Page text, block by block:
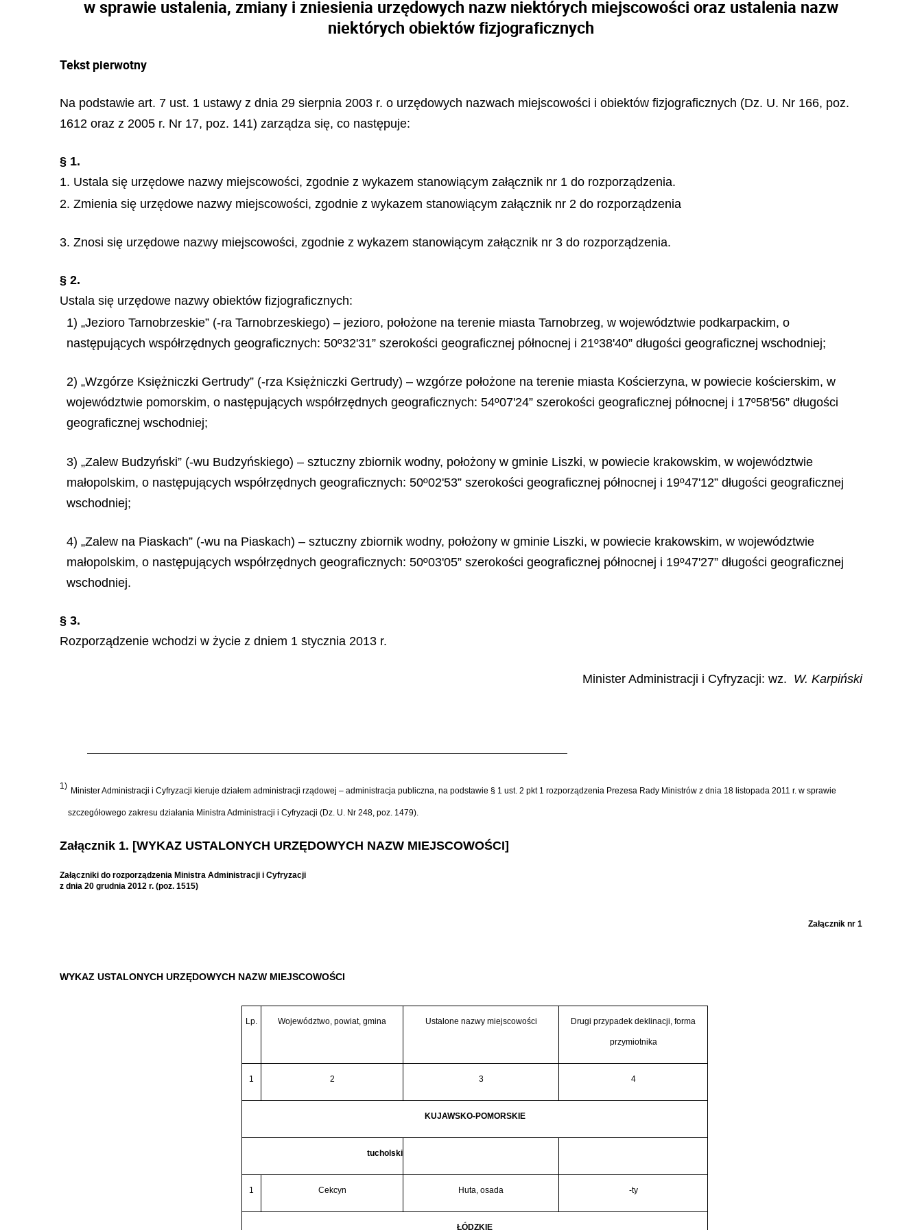
w sprawie ustalenia, zmiany i zniesienia urzędowych nazw niektórych miejscowości oraz ustalenia nazw
niektórych obiektów fizjograficznych
Tekst pierwotny
Na podstawie art. 7 ust. 1 ustawy z dnia 29 sierpnia 2003 r. o urzędowych nazwach miejscowości i obiektów fizjograficznych (Dz. U. Nr 166, poz.
1612 oraz z 2005 r. Nr 17, poz. 141) zarządza się, co następuje:
§ 1.
1. Ustala się urzędowe nazwy miejscowości, zgodnie z wykazem stanowiącym załącznik nr 1 do rozporządzenia.
2. Zmienia się urzędowe nazwy miejscowości, zgodnie z wykazem stanowiącym załącznik nr 2 do rozporządzenia
3. Znosi się urzędowe nazwy miejscowości, zgodnie z wykazem stanowiącym załącznik nr 3 do rozporządzenia.
§ 2.
Ustala się urzędowe nazwy obiektów fizjograficznych:
1) „Jezioro Tarnobrzeskie” (-ra Tarnobrzeskiego) – jezioro, położone na terenie miasta Tarnobrzeg, w województwie podkarpackim, o
następujących współrzędnych geograficznych: 50º32'31” szerokości geograficznej północnej i 21º38'40” długości geograficznej wschodniej;
2) „Wzgórze Księżniczki Gertrudy” (-rza Księżniczki Gertrudy) – wzgórze położone na terenie miasta Kościerzyna, w powiecie kościerskim, w
województwie pomorskim, o następujących współrzędnych geograficznych: 54º07'24” szerokości geograficznej północnej i 17º58'56” długości
geograficznej wschodniej;
3) „Zalew Budzyński” (-wu Budzyńskiego) – sztuczny zbiornik wodny, położony w gminie Liszki, w powiecie krakowskim, w województwie
małopolskim, o następujących współrzędnych geograficznych: 50º02'53” szerokości geograficznej północnej i 19º47'12” długości geograficznej
wschodniej;
4) „Zalew na Piaskach” (-wu na Piaskach) – sztuczny zbiornik wodny, położony w gminie Liszki, w powiecie krakowskim, w województwie
małopolskim, o następujących współrzędnych geograficznych: 50º03'05” szerokości geograficznej północnej i 19º47'27” długości geograficznej
wschodniej.
§ 3.
Rozporządzenie wchodzi w życie z dniem 1 stycznia 2013 r.
Minister Administracji i Cyfryzacji: wz. W. Karpiński
1) Minister Administracji i Cyfryzacji kieruje działem administracji rządowej – administracja publiczna, na podstawie § 1 ust. 2 pkt 1 rozporządzenia Prezesa Rady Ministrów z dnia 18 listopada 2011 r. w sprawie
szczegółowego zakresu działania Ministra Administracji i Cyfryzacji (Dz. U. Nr 248, poz. 1479).
Załącznik 1. [WYKAZ USTALONYCH URZĘDOWYCH NAZW MIEJSCOWOŚCI]
Załączniki do rozporządzenia Ministra Administracji i Cyfryzacji
z dnia 20 grudnia 2012 r. (poz. 1515)
Załącznik nr 1
WYKAZ USTALONYCH URZĘDOWYCH NAZW MIEJSCOWOŚCI
Lp. Województwo, powiat, gmina Ustalone nazwy miejscowości Drugi przypadek deklinacji, forma
przymiotnika
1 2 3 4
KUJAWSKO-POMORSKIE
tucholski
1 Cekcyn Huta, osada -ty
ŁÓDZKIE